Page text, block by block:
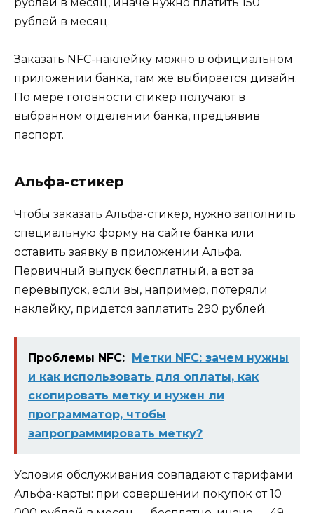
рублей в месяц.
Заказать NFC-наклейку можно в официальном
приложении банка, там же выбирается дизайн.
По мере готовности стикер получают в
выбранном отделении банка, предъявив
паспорт.
Альфа-стикер
Чтобы заказать Альфа-стикер, нужно заполнить
специальную форму на сайте банка или
оставить заявку в приложении Альфа.
Первичный выпуск бесплатный, а вот за
перевыпуск, если вы, например, потеряли
наклейку, придется заплатить 290 рублей.
Проблемы NFC: Метки NFC: зачем нужны
и как использовать для оплаты, как
скопировать метку и нужен ли
программатор, чтобы
запрограммировать метку?
Условия обслуживания совпадают с тарифами
Альфа-карты: при совершении покупок от 10